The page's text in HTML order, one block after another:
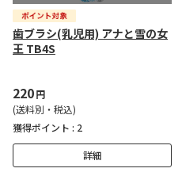
歯ブラシ(乳児用) アナと雪の女
王 TB4S
220円
(送料別・税込)
獲得ポイント : 2
詳細